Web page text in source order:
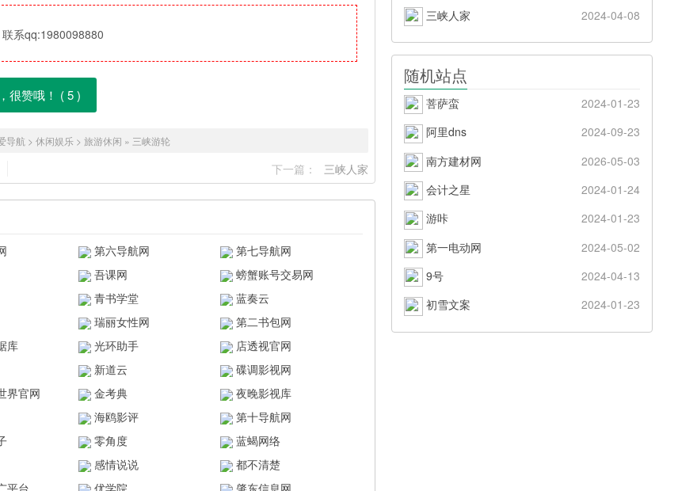
系qq:1980098880
很赞哦！ ( 5)
导航 > 休闲娱乐> 旅游休闲 » 三峡游轮
下一篇： 三峡人家
第六导航网
第七导航网
吾课网
螃蟹账号交易网
青书学堂
蓝奏云
瑞丽女性网
第二书包网
库 光环助手
店透视官网
新道云
碟调影视网
界官网 金考典
夜晚影视库
海鸥影评
第十导航网
零角度
蓝蝎网络
感情说说
都不清楚
三峡人家
2024-04-08
随机站点
菩萨蛮
2024-01-23
阿里dns
2024-09-23
南方建材网
2026-05-03
会计之星
2024-01-24
游咔
2024-01-23
第一电动网
2024-05-02
9号
2024-04-13
初雪文案
2024-01-23